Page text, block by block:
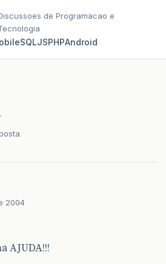
de Programacao e
SQLJSPHPAndroid
2004
AJUDA!!!